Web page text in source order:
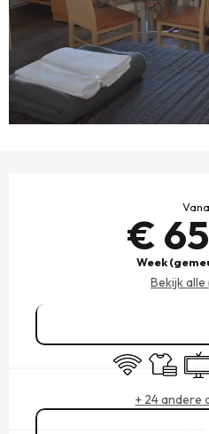
€
Week
Bekijk
Wifi
Lakens
+ 24 andere